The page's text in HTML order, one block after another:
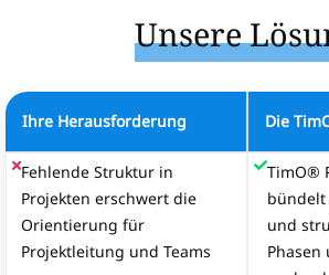
Unsere
Ihre Herausforderung Die
Fehlende Struktur in
Projekten erschwert die
Orientierung für
Projektleitung und Teams
TimO®
bündelt
und
Phasen